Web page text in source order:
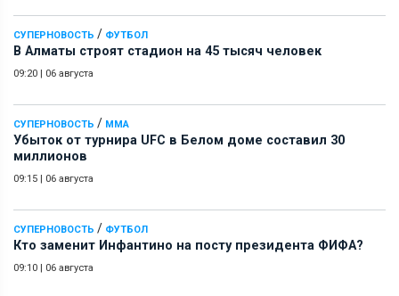
СУПЕРНОВОСТЬ / ФУТБОЛ
В Алматы строят стадион на 45 тысяч человек
09:20 | 06 августа
СУПЕРНОВОСТЬ / ММА
Убыток от турнира UFC в Белом доме составил 30
миллионов
09:15 | 06 августа
СУПЕРНОВОСТЬ / ФУТБОЛ
Кто заменит Инфантино на посту президента ФИФА?
09:10 | 06 августа